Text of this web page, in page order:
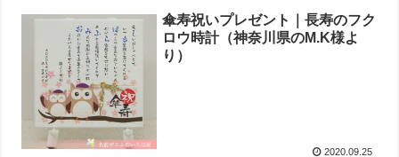
傘寿祝いプレゼント｜長寿のフク
ロウ時計（神奈川県のM.K様よ
り ）
2020.09.25